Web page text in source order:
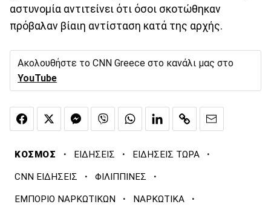
αστυνομία αντιτείνει ότι όσοι σκοτώθηκαν
πρόβαλαν βίαιη αντίσταση κατά της αρχής.
Ακολουθήστε το CNN Greece στο κανάλι μας στο
YouTube
ΚΟΣΜΟΣ · ΕΙΔΗΣΕΙΣ · ΕΙΔΗΣΕΙΣ ΤΩΡΑ ·
CNN ΕΙΔΗΣΕΙΣ · ΦΙΛΙΠΠΙΝΕΣ ·
ΕΜΠΟΡΙΟ ΝΑΡΚΩΤΙΚΩΝ · ΝΑΡΚΩΤΙΚΑ ·